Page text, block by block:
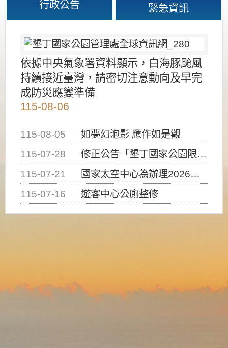
行政公告 緊急資訊
依據中央氣象署資料顯示，白海豚颱風
持續接近臺灣，請密切注意動向及早完
成防災應變準備
115-08-06
115-08-05
如夢幻泡影 應作如是觀
115-07-28
修正公告「墾丁國家公園限制水域遊憩活動之種類、範圍、時間及行為」，自即日生效。
115-07-21
國家太空中心為辦理2026台灣盃火箭競賽，陸、海、空域警戒及協調相關事宜，因颱風備案事宜
115-07-16
遊客中心公廁整修